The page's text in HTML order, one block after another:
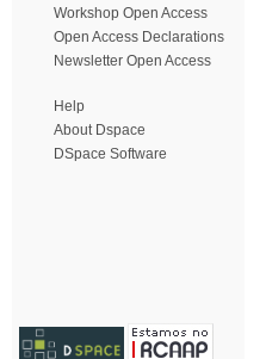
Workshop Open Access
Open Access Declarations
Newsletter Open Access
Help
About Dspace
DSpace Software